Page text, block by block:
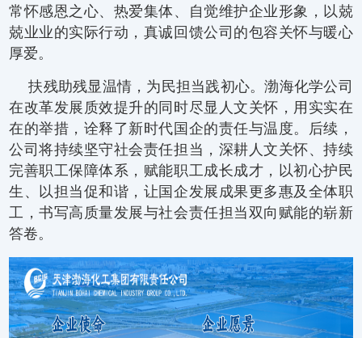
常怀感恩之心、热爱集体、自觉维护企业形象，以兢
兢业业的实际行动，真诚回馈公司的包容关怀与暖心
厚爱。
扶残助残显温情，为民担当践初心。渤海化学公司
在改革发展质效提升的同时尽显人文关怀，用实实在
在的举措，诠释了新时代国企的责任与温度。后续，
公司将持续坚守社会责任担当，深耕人文关怀、持续
完善职工保障体系，赋能职工成长成才，以初心护民
生、以担当促和谐，让国企发展成果更多惠及全体职
工，书写高质量发展与社会责任担当双向赋能的崭新
答卷。